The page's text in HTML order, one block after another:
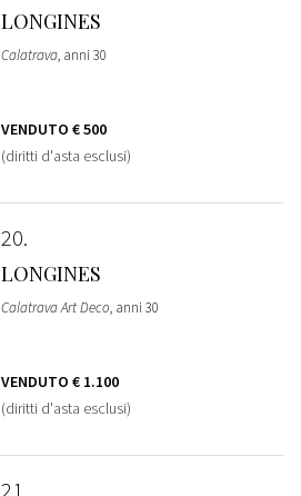
LONGINES
Calatrava, anni 30
VENDUTO € 500
(diritti d'asta esclusi)
20
LONGINES
Calatrava Art Deco, anni 30
VENDUTO € 1.100
(diritti d'asta esclusi)
21